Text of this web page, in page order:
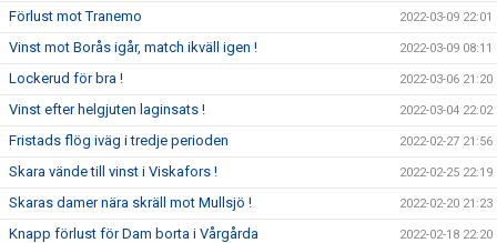
Förlust mot Tranemo 2022-03-09 22:01
Vinst mot Borås igår, match ikväll igen ! 2022-03-09 08:11
Lockerud för bra ! 2022-03-06 21:20
Vinst efter helgjuten laginsats ! 2022-03-04 22:02
Fristads flög iväg i tredje perioden 2022-02-27 21:56
Skara vände till vinst i Viskafors ! 2022-02-25 22:19
Skaras damer nära skräll mot Mullsjö ! 2022-02-20 21:23
Knapp förlust för Dam borta i Vårgårda 2022-02-18 22:20